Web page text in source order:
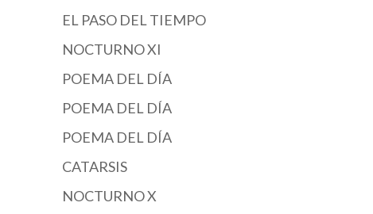
VIVIR EN LA ALEGRÍA
EL PASO DEL TIEMPO
NOCTURNO XI
POEMA DEL DÍA
POEMA DEL DÍA
POEMA DEL DÍA
CATARSIS
NOCTURNO X